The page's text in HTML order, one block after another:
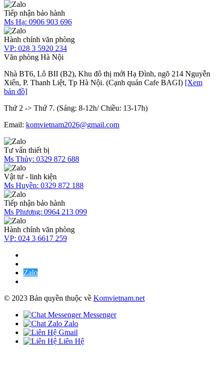
Tiếp nhận bảo hành
Ms Hạ: 0906 903 696
Hành chính văn phòng
VP: 028 3 5920 234
Văn phòng Hà Nội
Nhà BT6, Lô BII (B2), Khu đô thị mới Hạ Đình, ngõ 214 Nguyễn
Xiển, P. Thanh Liệt, Tp Hà Nội. (Cạnh quán Cafe BAGI) [Xem
bản đồ]
Thứ 2 -> Thứ 7. (Sáng: 8-12h/ Chiều: 13-17h)
Email: komvietnam2026@gmail.com
Tư vấn thiết bị
Ms Thủy: 0329 872 688
Vật tư - linh kiện
Ms Huyền: 0329 872 188
Tiếp nhận bảo hành
Ms Phương: 0964 213 099
Hành chính văn phòng
VP: 024 3 6617 259
Zalo
© 2023 Bản quyền thuộc về Komvietnam.net
Messenger
Zalo
Gmail
Liên Hệ